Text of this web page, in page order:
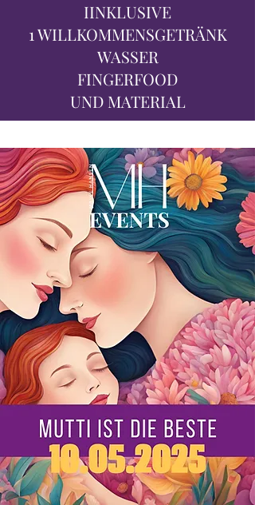
IINKLUSIVE
1 WILLKOMMENSGETRÄNK
WASSER
FINGERFOOD
UND MATERIAL